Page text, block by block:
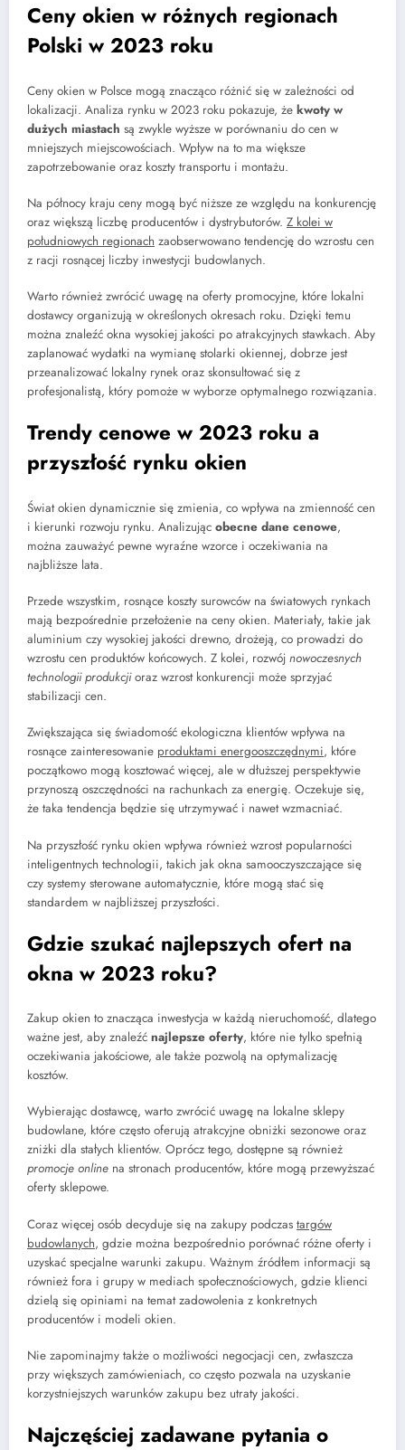
Ceny okien w różnych regionach
Polski w 2023 roku
Ceny okien w Polsce mogą znacząco różnić się w zależności od
lokalizacji. Analiza rynku w 2023 roku pokazuje, że kwoty w
dużych miastach są zwykle wyższe w porównaniu do cen w
mniejszych miejscowościach. Wpływ na to ma większe
zapotrzebowanie oraz koszty transportu i montażu.
Na północy kraju ceny mogą być niższe ze względu na konkurencję
oraz większą liczbę producentów i dystrybutorów. Z kolei w
południowych regionach zaobserwowano tendencję do wzrostu cen
z racji rosnącej liczby inwestycji budowlanych.
Warto również zwrócić uwagę na oferty promocyjne, które lokalni
dostawcy organizują w określonych okresach roku. Dzięki temu
można znaleźć okna wysokiej jakości po atrakcyjnych stawkach. Aby
zaplanować wydatki na wymianę stolarki okiennej, dobrze jest
przeanalizować lokalny rynek oraz skonsultować się z
profesjonalistą, który pomoże w wyborze optymalnego rozwiązania.
Trendy cenowe w 2023 roku a
przyszłość rynku okien
Świat okien dynamicznie się zmienia, co wpływa na zmienność cen
i kierunki rozwoju rynku. Analizując obecne dane cenowe,
można zauważyć pewne wyraźne wzorce i oczekiwania na
najbliższe lata.
Przede wszystkim, rosnące koszty surowców na światowych rynkach
mają bezpośrednie przełożenie na ceny okien. Materiały, takie jak
aluminium czy wysokiej jakości drewno, drożeją, co prowadzi do
wzrostu cen produktów końcowych. Z kolei, rozwój nowoczesnych
technologii produkcjioraz wzrost konkurencji może sprzyjać
stabilizacji cen.
Zwiększająca się świadomość ekologiczna klientów wpływa na
rosnące zainteresowanie produktami energooszczędnymi, które
początkowo mogą kosztować więcej, ale w dłuższej perspektywie
przynoszą oszczędności na rachunkach za energię. Oczekuje się,
że taka tendencja będzie się utrzymywać i nawet wzmacniać.
Na przyszłość rynku okien wpływa również wzrost popularności
inteligentnych technologii, takich jak okna samooczyszczające się
czy systemy sterowane automatycznie, które mogą stać się
standardem w najbliższej przyszłości.
Gdzie szukać najlepszych ofert na
okna w 2023 roku?
Zakup okien to znacząca inwestycja w każdą nieruchomość, dlatego
ważne jest, aby znaleźć najlepsze oferty, które nie tylko spełnią
oczekiwania jakościowe, ale także pozwolą na optymalizację
kosztów.
Wybierając dostawcę, warto zwrócić uwagę na lokalne sklepy
budowlane, które często oferują atrakcyjne obniżki sezonowe oraz
zniżki dla stałych klientów. Oprócz tego, dostępne są również
promocje online na stronach producentów, które mogą przewyższać
oferty sklepowe.
Coraz więcej osób decyduje się na zakupy podczas targów
budowlanych, gdzie można bezpośrednio porównać różne oferty i
uzyskać specjalne warunki zakupu. Ważnym źródłem informacji są
również fora i grupy w mediach społecznościowych, gdzie klienci
dzielą się opiniami na temat zadowolenia z konkretnych
producentów i modeli okien.
Nie zapominajmy także o możliwości negocjacji cen, zwłaszcza
przy większych zamówieniach, co często pozwala na uzyskanie
korzystniejszych warunków zakupu bez utraty jakości.
Najczęściej zadawane pytania o